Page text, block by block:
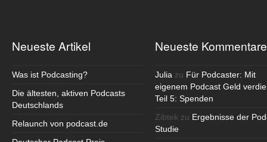
Neueste Artikel
Was ist Podcasting?
Die ältesten, aktiven Podcasts
Deutschlands
Relaunch von podcast.de
Neueste Kommentare
Julia zu Für Podcaster: Mit
eigenem Podcast Geld
Teil 5: Spenden
Zibtek zu Ergebnisse der
Studie